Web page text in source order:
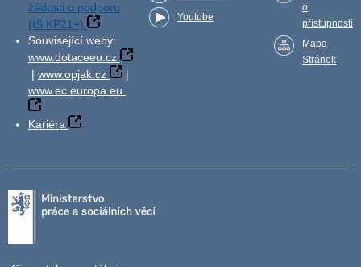
žádosti o podporu
(IS KP21+)
Související weby:
www.dotaceeu.cz
| www.opjak.cz
|
www.ec.europa.eu
Kariéra
Youtube
o
přístupnosti
Mapa
Stránek